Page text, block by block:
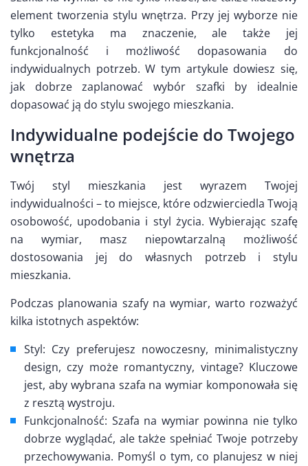
element tworzenia stylu wnętrza. Przy jej wyborze nie
tylko estetyka ma znaczenie, ale także jej
funkcjonalność i możliwość dopasowania do
indywidualnych potrzeb. W tym artykule dowiesz się,
jak dobrze zaplanować wybór szafki by idealnie
dopasować ją do stylu swojego mieszkania.
Indywidualne podejście do Twojego
wnętrza
Twój styl mieszkania jest wyrazem Twojej
indywidualności – to miejsce, które odzwierciedla Twoją
osobowość, upodobania i styl życia. Wybierając szafę
na wymiar, masz niepowtarzalną możliwość
dostosowania jej do własnych potrzeb i stylu
mieszkania.
Podczas planowania szafy na wymiar, warto rozważyć
kilka istotnych aspektów:
Styl: Czy preferujesz nowoczesny, minimalistyczny
design, czy może romantyczny, vintage? Kluczowe
jest, aby wybrana szafa na wymiar komponowała się
z resztą wystroju.
Funkcjonalność: Szafa na wymiar powinna nie tylko
dobrze wyglądać, ale także spełniać Twoje potrzeby
przechowywania. Pomyśl o tym, co planujesz w niej